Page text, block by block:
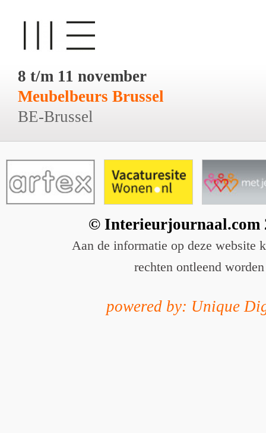
8 t/m 11 november
Meubelbeurs Brussel
BE-Brussel
© Interieurjournaal.com
Aan de informatie op deze website
rechten ontleend worden
powered by: Unique